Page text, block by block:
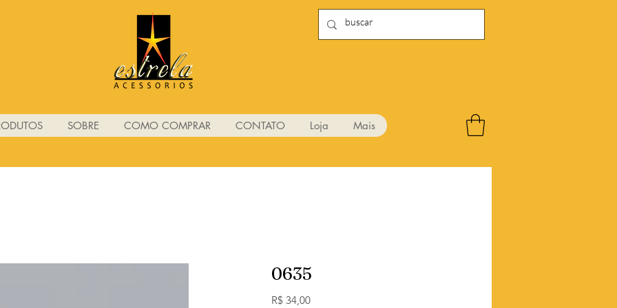
SOBRE COMO COMPRAR CONTATO Loja Mais
0635
R$ 34,00Preço